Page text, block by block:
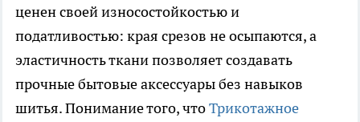
ценен своей износостойкостью и
податливостью: края срезов не осыпаются, а
эластичность ткани позволяет создавать
прочные бытовые аксессуары без навыков
шитья. Понимание того, чтоТрикотажное